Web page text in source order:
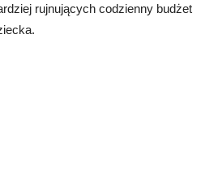
rujnujących codzienny budżet